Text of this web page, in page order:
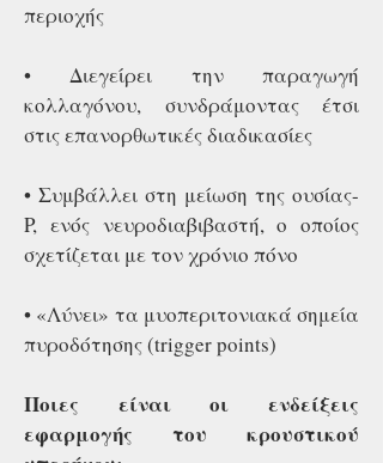
περιοχής
• Διεγείρει την παραγωγή
κολλαγόνου, συνδράμοντας έτσι
στις επανορθωτικές διαδικασίες
• Συμβάλλει στη μείωση της ουσίας-
P, ενός νευροδιαβιβαστή, ο οποίος
σχετίζεται με τον χρόνιο πόνο
• «Λύνει» τα μυοπεριτονιακά σημεία
πυροδότησης (trigger points)
Ποιες είναι οι ενδείξεις
εφαρμογής του κρουστικού